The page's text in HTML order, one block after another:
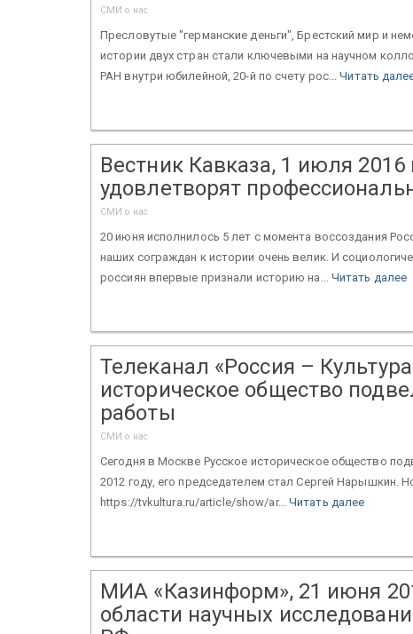
СМИ о нас
Пресловутые "германские деньги", Брестский мир и
истории двух стран стали ключевыми на научном
РАН внутри юбилейной, 20-й по счету рос...Читать
Вестник Кавказа, 1 июля
удовлетворят
СМИ о нас
20 июня исполнилось 5 лет с момента воссоздания
наших сограждан к истории очень велик. И
россиян впервые признали историю на... Читать далее
Телеканал «Россия –
историческое общество
работы
СМИ о нас
Сегодня в Москве Русское историческое общество
2012 году, его председателем стал Сергей Нарышкин.
https://tvkultura.ru/article/show/ar...Читать далее
МИА «Казинформ», 21 июня
области научных